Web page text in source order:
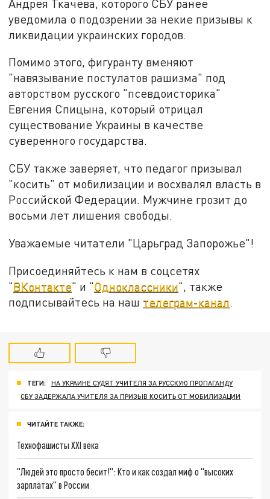
Андрея Ткачева, которого СБУ ранее
уведомила о подозрении за некие призывы к
ликвидации украинских городов.
Помимо этого, фигуранту вменяют
"навязывание постулатов рашизма" под
авторством русского "псевдоисторика"
Евгения Спицына, который отрицал
существование Украины в качестве
суверенного государства.
СБУ также заверяет, что педагог призывал
"косить" от мобилизации и восхвалял власть в
Российской Федерации. Мужчине грозит до
восьми лет лишения свободы.
Уважаемые читатели "Царьград Запорожье"!
Присоединяйтесь к нам в соцсетях
"ВКонтакте" и "Одноклассники", также
подписывайтесь на наш телеграм-канал
ТЕГИ:
НА УКРАИНЕ СУДЯТ УЧИТЕЛЯ ЗА РУССКУЮ ПРОПАГАНДУ
СБУ ЗАДЕРЖАЛА УЧИТЕЛЯ ЗА ПРИЗЫВ КОСИТЬ ОТ МОБИЛИЗАЦИИ
ЧИТАЙТЕ ТАКЖЕ:
Технофашисты XXI века
"Людей это просто бесит!": Кто и как создал миф о "высоких
зарплатах" в России